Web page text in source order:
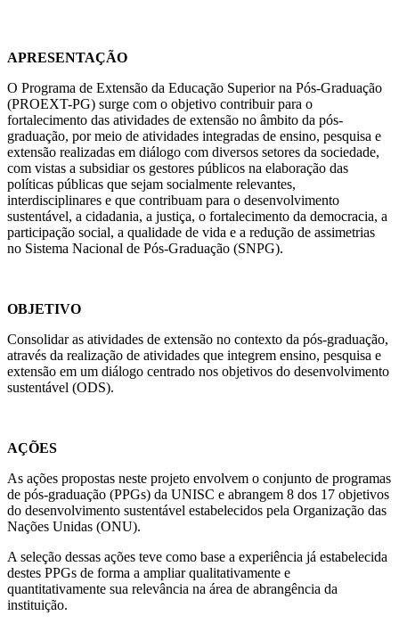
APRESENTAÇÃO
O Programa de Extensão da Educação Superior na Pós-Graduação
(PROEXT-PG) surge com o objetivo contribuir para o
fortalecimento das atividades de extensão no âmbito da pós-
graduação, por meio de atividades integradas de ensino, pesquisa e
extensão realizadas em diálogo com diversos setores da sociedade,
com vistas a subsidiar os gestores públicos na elaboração das
políticas públicas que sejam socialmente relevantes,
interdisciplinares e que contribuam para o desenvolvimento
sustentável, a cidadania, a justiça, o fortalecimento da democracia, a
participação social, a qualidade de vida e a redução de assimetrias
no Sistema Nacional de Pós-Graduação (SNPG).
OBJETIVO
Consolidar as atividades de extensão no contexto da pós-graduação,
através da realização de atividades que integrem ensino, pesquisa e
extensão em um diálogo centrado nos objetivos do desenvolvimento
sustentável (ODS).
AÇÕES
As ações propostas neste projeto envolvem o conjunto de programas
de pós-graduação (PPGs) da UNISC e abrangem 8 dos 17 objetivos
do desenvolvimento sustentável estabelecidos pela Organização das
Nações Unidas (ONU).
A seleção dessas ações teve como base a experiência já estabelecida
destes PPGs de forma a ampliar qualitativamente e
quantitativamente sua relevância na área de abrangência da
instituição.